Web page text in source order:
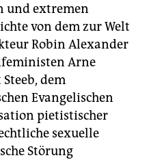
und extremen
von dem zur Welt
Robin Alexander
Arne
dem
Evangelischen
pietistischer
sexuelle
Störung